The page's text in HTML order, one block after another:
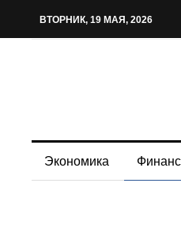
ВТОРНИК, 19 МАЯ, 2026
Экономика